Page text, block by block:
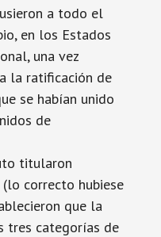
a todo el
en los Estados
una vez
la ratificación de
se habían unido
de
titularon
correcto hubiese
que la
tres categorías de